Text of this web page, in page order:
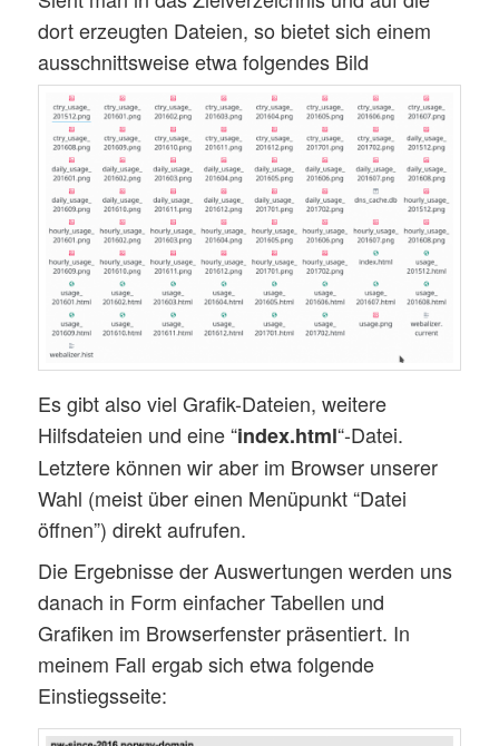
dort erzeugten Dateien, so bietet sich einem
ausschnittsweise etwa folgendes Bild
Es gibt also viel Grafik-Dateien, weitere
Hilfsdateien und eine “index.html“-Datei.
Letztere können wir aber im Browser unserer
Wahl (meist über einen Menüpunkt “Datei
öffnen”) direkt aufrufen.
Die Ergebnisse der Auswertungen werden uns
danach in Form einfacher Tabellen und
Grafiken im Browserfenster präsentiert. In
meinem Fall ergab sich etwa folgende
Einstiegsseite: